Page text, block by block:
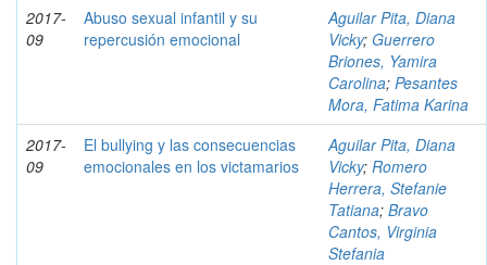
2017-
09
Abuso sexual infantil y su
repercusión emocional
Aguilar Pita, Diana
Vicky; Guerrero
Briones, Yamira
Carolina; Pesantes
Mora, Fatima Karina
2017-
09
El bullying y las consecuencias
emocionales en los victamarios
Aguilar Pita, Diana
Vicky; Romero
Herrera, Stefanie
Tatiana; Bravo
Cantos, Virginia
Stefania